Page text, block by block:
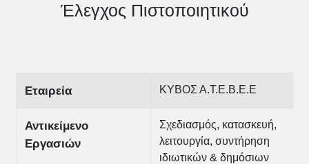
Έλεγχος Πιστοποιητικού
Εταιρεία ΚΥΒΟΣ Α.Τ.Ε.Β.Ε.Ε
Αντικείμενο
Εργασιών
Σχεδιασμός, κατασκευή,
λειτουργία, συντήρηση
ιδιωτικών & δημόσιων